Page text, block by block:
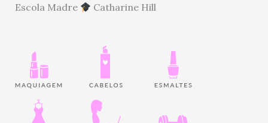
Escola Madre
Catharine Hill